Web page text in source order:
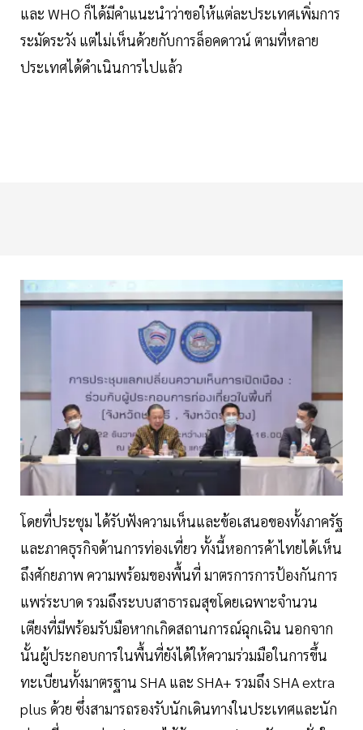
และ WHO ก็ได้มีคำแนะนำว่าขอให้แต่ละประเทศเพิ่มการ
ระมัดระวัง แต่ไม่เห็นด้วยกับการล็อคดาวน์ ตามที่หลาย
ประเทศได้ดำเนินการไปแล้ว
โดยที่ประชุม ได้รับฟังความเห็นและข้อเสนอของทั้งภาครัฐ
และภาคธุรกิจด้านการท่องเที่ยว ทั้งนี้หอการค้าไทยได้เห็น
ถึงศักยภาพ ความพร้อมของพื้นที่ มาตรการการป้องกันการ
แพร่ระบาด รวมถึงระบบสาธารณสุขโดยเฉพาะจำนวน
เตียงที่มีพร้อมรับมือหากเกิดสถานการณ์ฉุกเฉิน นอกจาก
นั้นผู้ประกอบการในพื้นที่ยังได้ให้ความร่วมมือในการขึ้น
ทะเบียนทั้งมาตรฐาน SHA และ SHA+ รวมถึง SHA extra
plus ด้วย ซึ่งสามารถรองรับนักเดินทางในประเทศและนัก